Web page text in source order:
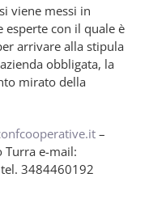
si viene messi in
con il quale è
arrivare alla stipula
obbligata, la
mirato della
–
e-mail:
3484460192